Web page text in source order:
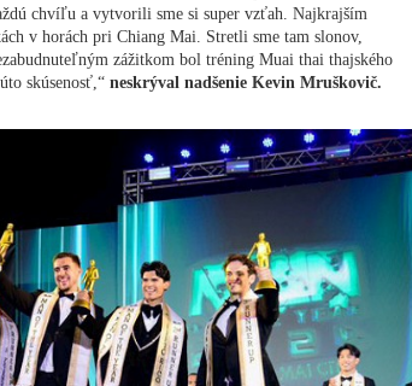
chvíľu a vytvorili sme si super vzťah. Najkrajším
v horách pri Chiang Mai. Stretli sme tam slonov,
zážitkom bol tréning Muai thai thajského
skúsenosť,“ neskrýval nadšenie Kevin Mruškovič.